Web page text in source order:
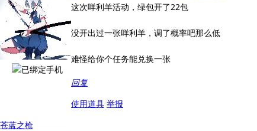
这次咩利羊活动，绿包开了22包
没开出过一张咩利羊，调了概率吧那么低
难怪给你个任务能兑换一张
回复
使用道具 举报
苍蓝之枪